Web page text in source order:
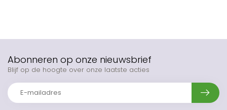
Abonneren op onze nieuwsbrief
Blijf op de hoogte over onze laatste acties